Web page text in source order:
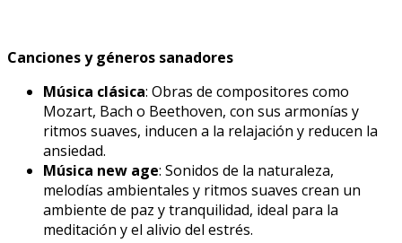
Canciones y géneros sanadores
Música clásica: Obras de compositores como
Mozart, Bach o Beethoven, con sus armonías y
ritmos suaves, inducen a la relajación y reducen la
ansiedad.
Música new age: Sonidos de la naturaleza,
melodías ambientales y ritmos suaves crean un
ambiente de paz y tranquilidad, ideal para la
meditación y el alivio del estrés.